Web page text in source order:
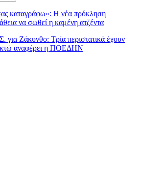
καταγράφω»: Η νέα πρόκληση
να σωθεί η καμένη ατζέντα
για Ζάκυνθο: Τρία περιστατικά έχουν
αναφέρει η ΠΟΕΔΗΝ